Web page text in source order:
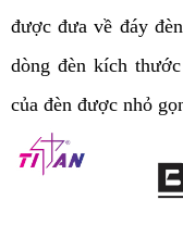
được đưa về đáy
dòng đèn kích
của đèn được nhỏ